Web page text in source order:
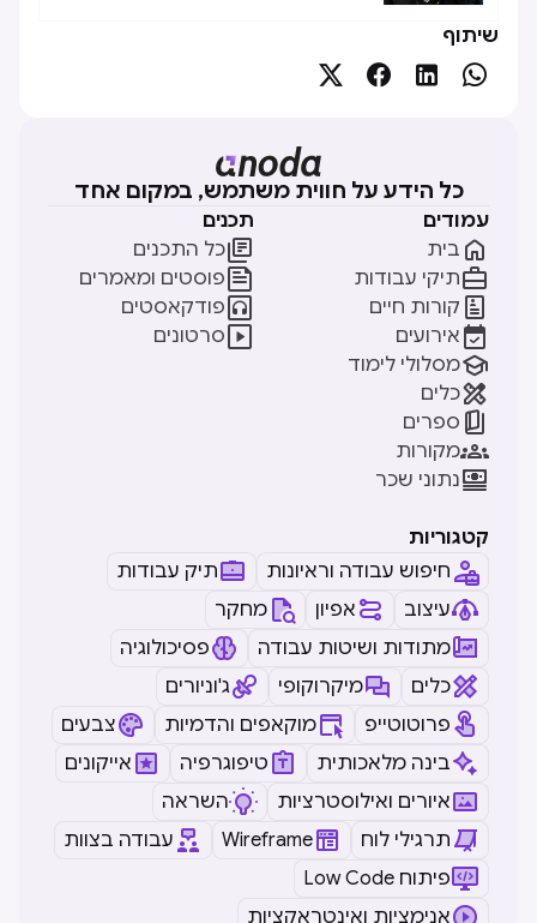
שיתוף




כל הידע על חווית משתמש, במקום אחד
עמודים
בית 
תיקי עבודות
קורות חיים 
אירועים 
מסלולי לימוד
כלים
ספרים 
מקורות
נתוני שכר
תכנים
כל התכנים
פוסטים ומאמרים
פודקאסטים
סרטונים
קטגוריות
חיפוש עבודה וראיונות
תיק עבודות
עיצוב
אפיון
מחקר
מתודות ושיטות עבודה
פסיכולוגיה
כלים
מיקרוקופי
ג'וניורים
פרוטוטייפ
מוקאפים והדמיות
צבעים
בינה מלאכותית
טיפוגרפיה
אייקונים
איורים ואילוסטרציות
השראה
תרגילי לוח
Wireframe
עבודה בצוות
Low Code פיתוח
אנימציות ואינטראקציות